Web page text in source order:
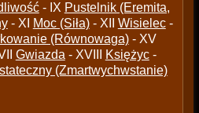
- IX Pustelnik (Eremita,
- XI Moc (Siła)- XII Wisielec-
(Równowaga)- XV
Gwiazda - XVIII Księżyc-
(Zmartwychwstanie)